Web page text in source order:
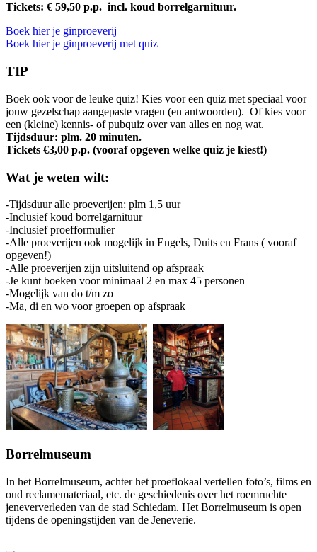
Tickets: € 59,50 p.p. incl. koud borrelgarnituur.
Boek hier je ginproeverij
Boek hier je ginproeverij met quiz
TIP
Boek ook voor de leuke quiz! Kies voor een quiz met speciaal voor
jouw gezelschap aangepaste vragen (en antwoorden). Of kies voor
een (kleine) kennis- of pubquiz over van alles en nog wat.
Tijdsduur: plm. 20 minuten.
Tickets €3,00 p.p. (vooraf opgeven welke quiz je kiest!)
Wat je weten wilt:
-Tijdsduur alle proeverijen: plm 1,5 uur
-Inclusief koud borrelgarnituur
-Inclusief proefformulier
-Alle proeverijen ook mogelijk in Engels, Duits en Frans ( vooraf
opgeven!)
-Alle proeverijen zijn uitsluitend op afspraak
-Je kunt boeken voor minimaal 2 en max 45 personen
-Mogelijk van do t/m zo
-Ma, di en wo voor groepen op afspraak
Borrelmuseum
In het Borrelmuseum, achter het proeflokaal vertellen foto’s, films en
oud reclamemateriaal, etc. de geschiedenis over het roemruchte
jeneververleden van de stad Schiedam. Het Borrelmuseum is open
tijdens de openingstijden van de Jeneverie.